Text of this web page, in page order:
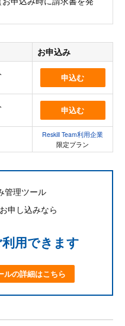
お申込み
申込む
申込む
Reskill Team利用企業
限定プラン
管理ツール
申し込みなら
用できます
ルの詳細はこちら